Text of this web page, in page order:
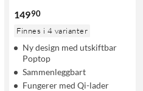
14990
Finnes i 4 varianter
Ny design med utskiftbar
Poptop
Sammenleggbart
Fungerer med Qi-lader